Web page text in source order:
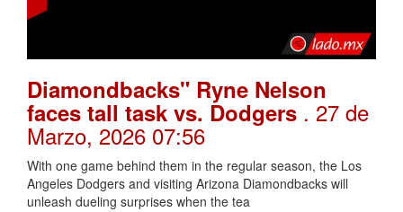
Diamondbacks" Ryne Nelson
faces tall task vs. Dodgers . 27 de
Marzo, 2026 07:56
With one game behind them in the regular season, the Los
Angeles Dodgers and visiting Arizona Diamondbacks will
unleash dueling surprises when the tea